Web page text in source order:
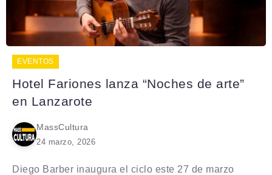
EVENTOS
Hotel Fariones lanza “Noches de arte”
en Lanzarote
MassCultura
24 marzo, 2026
Diego Barber inaugura el ciclo este 27 de marzo